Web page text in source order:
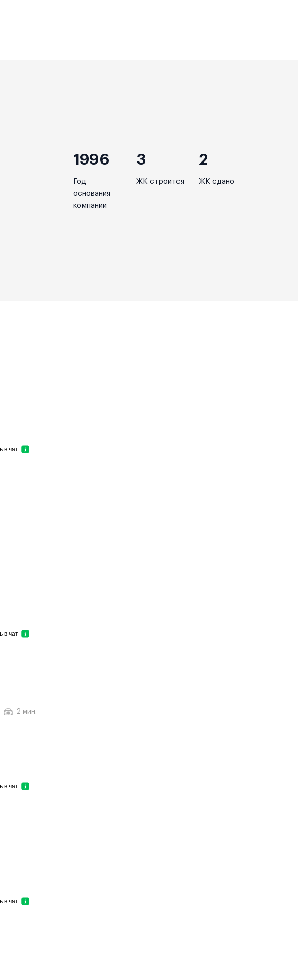
1996
Год
основания
компании
3
ЖК строится
2
ЖК сдано
Написать в чат
Написать в чат
2 мин.
Написать в чат
Написать в чат